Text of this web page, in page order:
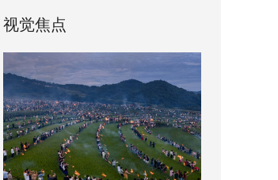
视觉焦点